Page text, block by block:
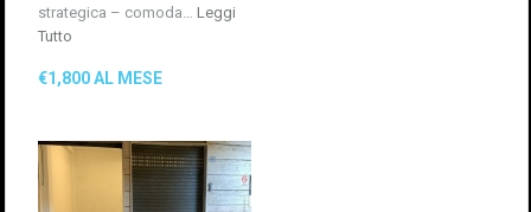
strategica – comoda… Leggi
Tutto
€1,800 AL MESE